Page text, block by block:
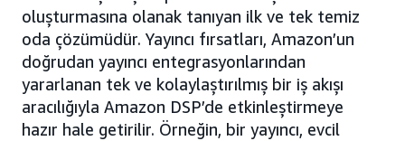
oluşturmasına olanak tanıyan ilk ve tek temiz
oda çözümüdür. Yayıncı fırsatları, Amazon’un
doğrudan yayıncı entegrasyonlarından
yararlanan tek ve kolaylaştırılmış bir iş akışı
aracılığıyla Amazon DSP’de etkinleştirmeye
hazır hale getirilir. Örneğin, bir yayıncı, evcil